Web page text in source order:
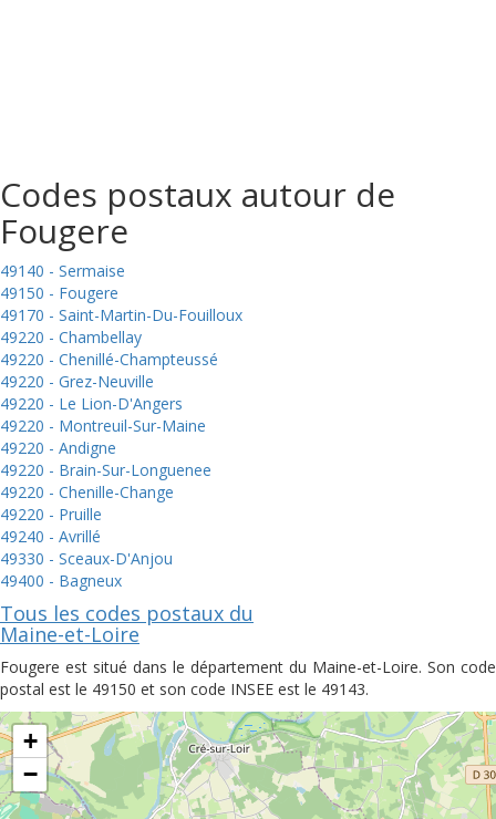
Codes postaux autour de
Fougere
49140 - Sermaise
49150 - Fougere
49170 - Saint-Martin-Du-Fouilloux
49220 - Chambellay
49220 - Chenillé-Champteussé
49220 - Grez-Neuville
49220 - Le Lion-D'Angers
49220 - Montreuil-Sur-Maine
49220 - Andigne
49220 - Brain-Sur-Longuenee
49220 - Chenille-Change
49220 - Pruille
49240 - Avrillé
49330 - Sceaux-D'Anjou
49400 - Bagneux
Tous les codes postaux du
Maine-et-Loire
Fougere est situé dans le département du Maine-et-Loire. Son code
postal est le 49150 et son code INSEE est le 49143.
+
−